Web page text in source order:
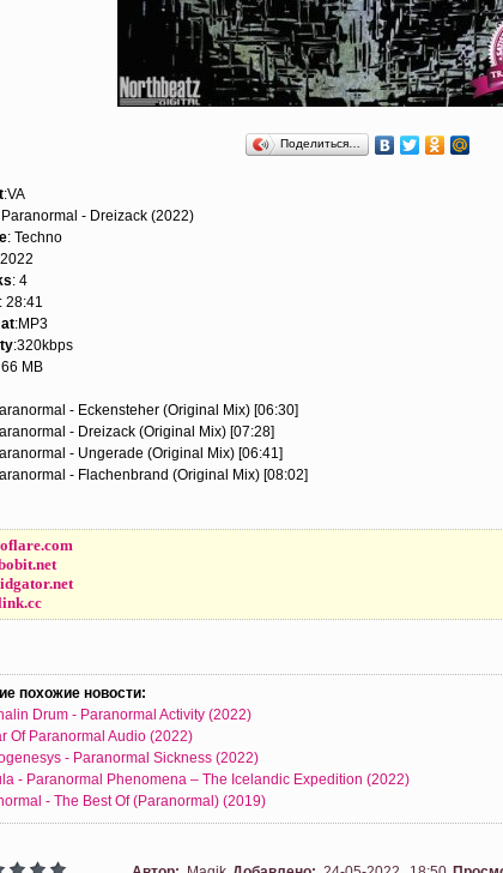
Поделиться…
:VA
Paranormal - Dreizack (2022)
: Techno
: 4
: 28:41
:MP3
:320kbps
66 MB
- Eckensteher (Original Mix) [06:30]
- Dreizack (Original Mix) [07:28]
- Ungerade (Original Mix) [06:41]
- Flachenbrand (Original Mix) [08:02]
похожие новости:
Drum - Paranormal Activity (2022)
Of Paranormal Audio (2022)
- Paranormal Sickness (2022)
- Paranormal Phenomena – The Icelandic Expedition (2022)
- The Best Of (Paranormal) (2019)